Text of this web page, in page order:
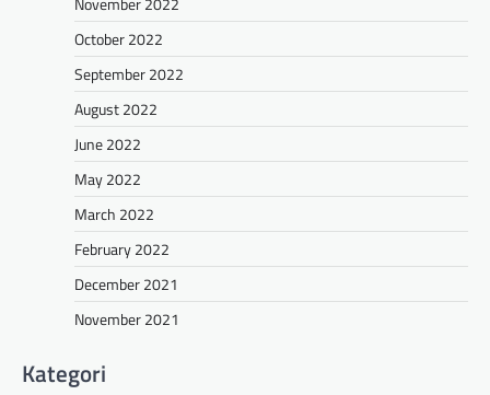
October 2022
September 2022
August 2022
June 2022
May 2022
March 2022
February 2022
December 2021
November 2021
Kategori